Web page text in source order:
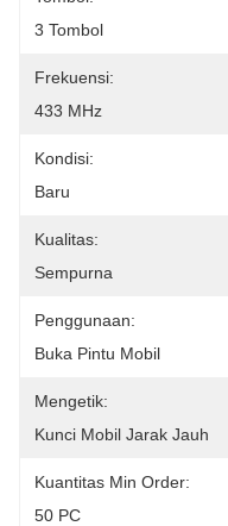
3 Tombol
Frekuensi:
433 MHz
Kondisi:
Baru
Kualitas:
Sempurna
Penggunaan:
Buka Pintu Mobil
Mengetik:
Kunci Mobil Jarak Jauh
Kuantitas Min Order:
50 PC